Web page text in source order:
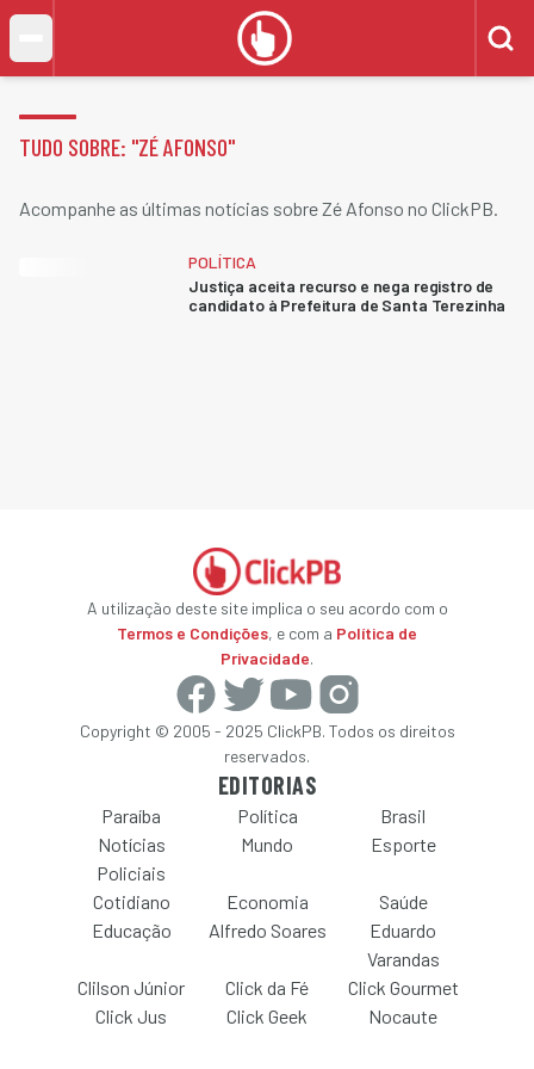
TUDO SOBRE: "ZÉ AFONSO"
Acompanhe as últimas notícias sobre Zé Afonso no ClickPB.
POLÍTICA
Justiça aceita recurso e nega registro de
candidato à Prefeitura de Santa Terezinha
A utilização deste site implica o seu acordo com o
Termos e Condições, e com a Política de
Privacidade.
Copyright © 2005 - 2025 ClickPB. Todos os direitos
reservados.
EDITORIAS
Paraíba Política
Brasil
Notícias
Policiais
Mundo Esporte
Cotidiano Economia
Saúde
Educação
Alfredo Soares
Eduardo
Varandas
Clilson Júnior
Click da Fé
Click Gourmet
Click Jus
Click Geek Nocaute